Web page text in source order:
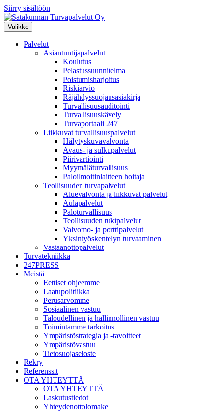
Siirry sisältöön
Valikko
Palvelut
Asiantuntijapalvelut
Koulutus
Pelastussuunnitelma
Poistumisharjoitus
Riskiarvio
Räjähdyssuojausasiakirja
Turvallisuusauditointi
Turvallisuuskävely
Turvaportaali 247
Liikkuvat turvallisuuspalvelut
Hälytyskuvavalvonta
Avaus- ja sulkupalvelut
Piirivartiointi
Myymäläturvallisuus
Paloilmoitinlaitteen hoitaja
Teollisuuden turvapalvelut
Aluevalvonta ja liikkuvat palvelut
Aulapalvelut
Paloturvallisuus
Teollisuuden tukipalvelut
Valvomo- ja porttipalvelut
Yksintyöskentelyn turvaaminen
Vastaanottopalvelut
Turvatekniikka
247PRESS
Meistä
Eettiset ohjeemme
Laatupolitiikka
Perusarvomme
Sosiaalinen vastuu
Taloudellinen ja hallinnollinen vastuu
Toimintamme tarkoitus
Ympäristöstrategia ja -tavoitteet
Ympäristövastuu
Tietosuojaseloste
Rekry
Referenssit
OTA YHTEYTTÄ
OTA YHTEYTTÄ
Laskutustiedot
Yhteydenottolomake